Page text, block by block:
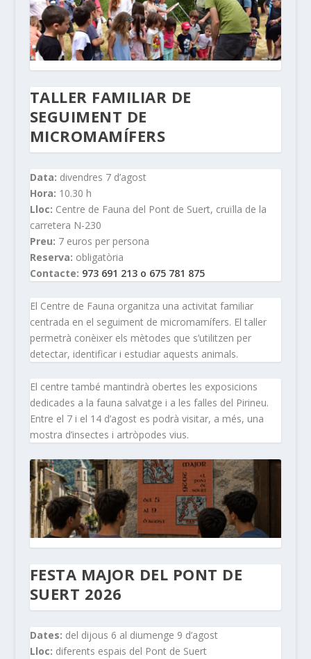
TALLER FAMILIAR DE
SEGUIMENT DE
MICROMAMÍFERS
Data: divendres 7 d’agost
Hora: 10.30 h
Lloc: Centre de Fauna del Pont de Suert, cruïlla de la
carretera N-230
Preu: 7 euros per persona
Reserva: obligatòria
Contacte: 973 691 213 o 675 781 875
El Centre de Fauna organitza una activitat familiar
centrada en el seguiment de micromamífers. El taller
permetrà conèixer els mètodes que s’utilitzen per
detectar, identificar i estudiar aquests animals.
El centre també mantindrà obertes les exposicions
dedicades a la fauna salvatge i a les falles del Pirineu.
Entre el 7 i el 14 d’agost es podrà visitar, a més, una
mostra d’insectes i artròpodes vius.
FESTA MAJOR DEL PONT DE
SUERT 2026
Dates: del dijous 6 al diumenge 9 d’agost
Lloc: diferents espais del Pont de Suert